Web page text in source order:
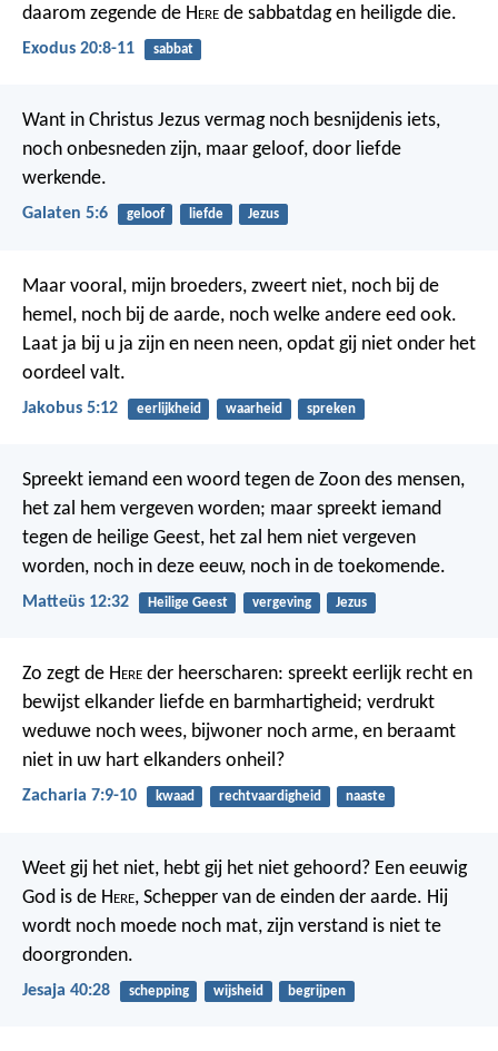
daarom zegende de Here de sabbatdag en heiligde die.
Exodus 20:8-11 sabbat
Want in Christus Jezus vermag noch besnijdenis iets,
noch onbesneden zijn, maar geloof, door liefde
werkende.
Galaten 5:6 geloof liefde Jezus
Maar vooral, mijn broeders, zweert niet, noch bij de
hemel, noch bij de aarde, noch welke andere eed ook.
Laat ja bij u ja zijn en neen neen, opdat gij niet onder het
oordeel valt.
Jakobus 5:12 eerlijkheid waarheid spreken
Spreekt iemand een woord tegen de Zoon des mensen,
het zal hem vergeven worden; maar spreekt iemand
tegen de heilige Geest, het zal hem niet vergeven
worden, noch in deze eeuw, noch in de toekomende.
Matteüs 12:32 Heilige Geest vergeving Jezus
Zo zegt de Here der heerscharen: spreekt eerlijk recht en
bewijst elkander liefde en barmhartigheid; verdrukt
weduwe noch wees, bijwoner noch arme, en beraamt
niet in uw hart elkanders onheil?
Zacharia 7:9-10 kwaad rechtvaardigheid naaste
Weet gij het niet, hebt gij het niet gehoord? Een eeuwig
God is de Here, Schepper van de einden der aarde. Hij
wordt noch moede noch mat, zijn verstand is niet te
doorgronden.
Jesaja 40:28 schepping wijsheid begrijpen